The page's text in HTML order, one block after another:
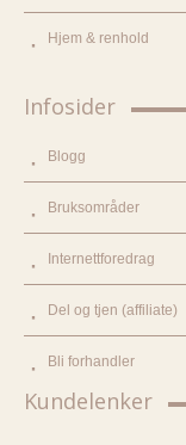
Hjem & renhold
Infosider
Blogg
Bruksområder
Internettforedrag
Del og tjen (affiliate)
Bli forhandler
Kundelenker